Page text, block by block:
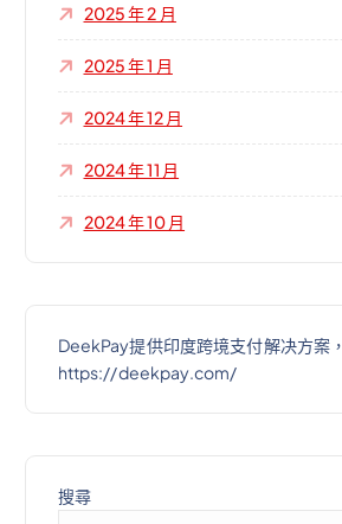
2025 年 2 月
2025 年 1 月
2024 年 12 月
2024 年 11 月
2024 年 10 月
DeekPay提供印度跨境支付解决方案，
https://deekpay.com/
搜尋